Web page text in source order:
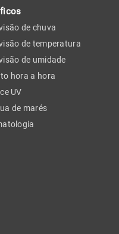
de chuva
de temperatura
de umidade
hora a hora
UV
de marés